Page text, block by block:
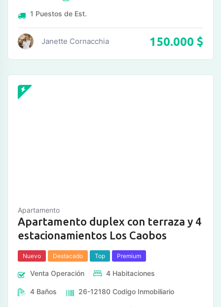
1 Puestos de Est.
Janette Cornacchia 150.000 $
Apartamento
Apartamento duplex con terraza y 4
estacionamientos Los Caobos
Nuevo Destacado Top Premium
Venta Operación 4 Habitaciones
4 Baños 26-12180 Codigo Inmobiliario